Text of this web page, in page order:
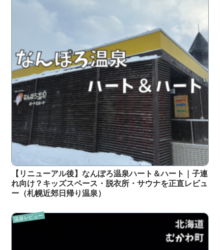
【リニューアル後】なんぽろ温泉ハート＆ハート｜子連
れ向け？キッズスペース・脱衣所・サウナを正直レビュ
ー（札幌近郊日帰り温泉）
温泉レビュー